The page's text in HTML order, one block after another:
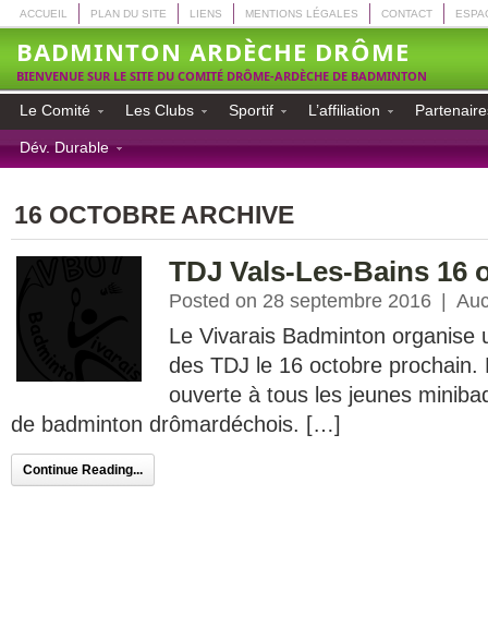
ACCUEIL PLAN DU SITE LIENS MENTIONS LÉGALES CONTACT
BADMINTON ARDÈCHE DRÔME
BIENVENUE SUR LE SITE DU COMITÉ DRÔME-ARDÈCHE DE BADMINTON
Le Comité Les Clubs Sportif L’affiliation
Dév. Durable
16 OCTOBRE ARCHIVE
TDJ Vals-Les-Bains 16
Posted on 28 septembre 2016
Le Vivarais Badminton organise
des TDJ le 16 octobre prochain.
ouverte à tous les jeunes
de badminton drômardéchois. […]
Continue Reading...